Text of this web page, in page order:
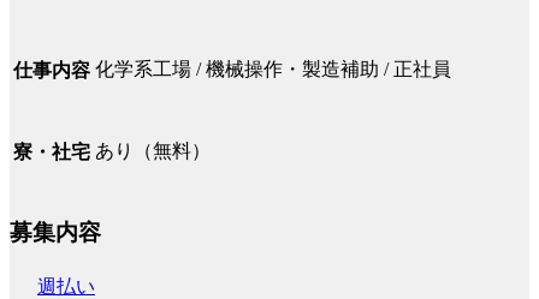
仕事内容 化学系工場 / 機械操作・製造補助 / 正社員
寮・社宅 あり（無料）
募集内容
週払い